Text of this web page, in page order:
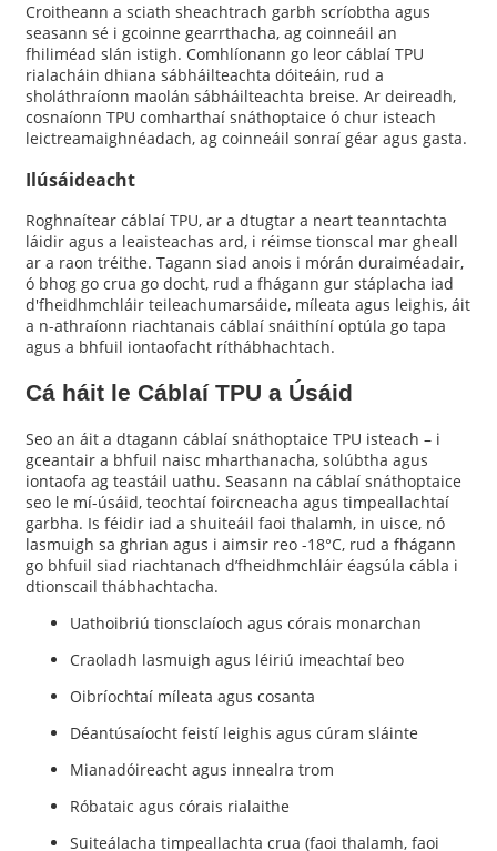
Croitheann a sciath sheachtrach garbh scríobtha agus
seasann sé i gcoinne gearrthacha, ag coinneáil an
fhiliméad slán istigh. Comhlíonann go leor cáblaí TPU
rialacháin dhiana sábháilteachta dóiteáin, rud a
sholáthraíonn maolán sábháilteachta breise. Ar deireadh,
cosnaíonn TPU comharthaí snáthoptaice ó chur isteach
leictreamaighnéadach, ag coinneáil sonraí géar agus gasta.
Ilúsáideacht
Roghnaítear cáblaí TPU, ar a dtugtar a neart teanntachta
láidir agus a leaisteachas ard, i réimse tionscal mar gheall
ar a raon tréithe. Tagann siad anois i mórán duraiméadair,
ó bhog go crua go docht, rud a fhágann gur stáplacha iad
d'fheidhmchláir teileachumarsáide, míleata agus leighis, áit
a n-athraíonn riachtanais cáblaí snáithíní optúla go tapa
agus a bhfuil iontaofacht ríthábhachtach.
Cá háit le Cáblaí TPU a Úsáid
Seo an áit a dtagann cáblaí snáthoptaice TPU isteach – i
gceantair a bhfuil naisc mharthanacha, solúbtha agus
iontaofa ag teastáil uathu. Seasann na cáblaí snáthoptaice
seo le mí-úsáid, teochtaí foircneacha agus timpeallachtaí
garbha. Is féidir iad a shuiteáil faoi thalamh, in uisce, nó
lasmuigh sa ghrian agus i aimsir reo -18°C, rud a fhágann
go bhfuil siad riachtanach d’fheidhmchláir éagsúla cábla i
dtionscail thábhachtacha.
Uathoibriú tionsclaíoch agus córais monarchan
Craoladh lasmuigh agus léiriú imeachtaí beo
Oibríochtaí míleata agus cosanta
Déantúsaíocht feistí leighis agus cúram sláinte
Mianadóireacht agus innealra trom
Róbataic agus córais rialaithe
Suiteálacha timpeallachta crua (faoi thalamh, faoi